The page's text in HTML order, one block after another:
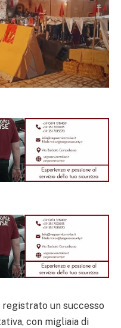
registrato un successo
con migliaia di